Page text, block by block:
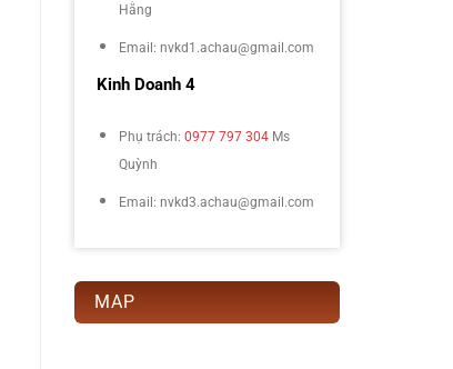
Hằng
Email: nvkd1.achau@gmail.com
Kinh Doanh 4
Phụ trách: 0977 797 304 Ms
Quỳnh
Email: nvkd3.achau@gmail.com
MAP